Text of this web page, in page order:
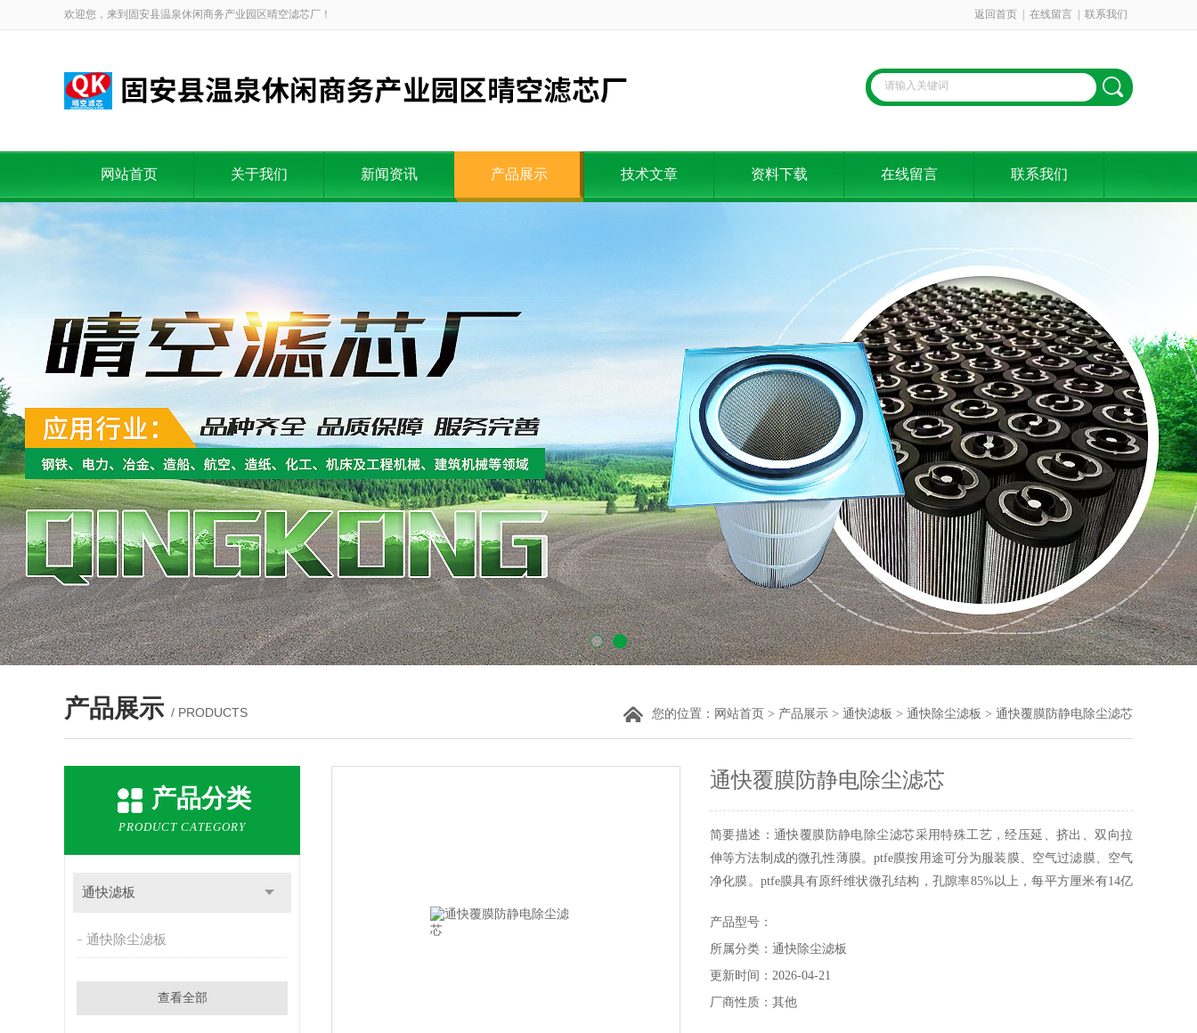
欢迎您，来到固安县温泉休闲商务产业园区晴空滤芯厂！ 返回首页 在线留言 联系我们
网站首页 关于我们 新闻资讯 产品展示 技术文章 资料下载 在线留言 联系我们
产品展示 / PRODUCTS 您的位置： 网站首页 > 产品展示 > 通快滤板 > 通快除尘滤板 > 通快覆膜防静电除尘滤芯
产品分类
PRODUCT CATEGORY
通快滤板
通快除尘滤板
查看全部
通快覆膜防静电除尘滤芯
简要描述：通快覆膜防静电除尘滤芯采用特殊工艺，经压延、挤出、双向拉
伸等方法制成的微孔性薄膜。ptfe膜按用途可分为服装膜、空气过滤膜、空气
净化膜。ptfe膜具有原纤维状微孔结构，孔隙率85%以上，每平方厘米有14亿
产品型号：
所属分类：通快除尘滤板
更新时间：2026-04-21
厂商性质：其他